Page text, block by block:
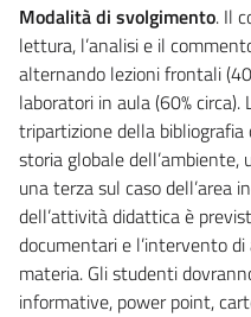
Modalità di svolgimento. Il
lettura, l’analisi e il
alternando lezioni frontali
laboratori in aula (60%
tripartizione della
storia globale dell’ambiente,
una terza sul caso dell’area
dell’attività didattica è
documentari e l’intervento
materia. Gli studenti
informative, power point,